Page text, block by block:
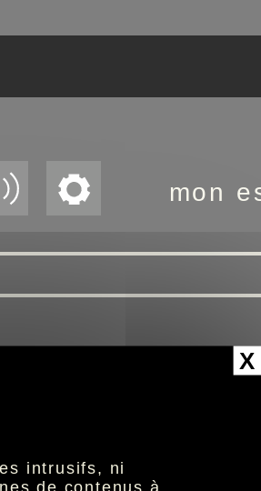
mon
X
intrusifs, ni
de contenus à